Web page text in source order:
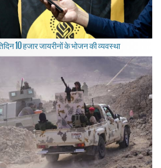
10 हजार जायरीनों के भोजन की व्यवस्था